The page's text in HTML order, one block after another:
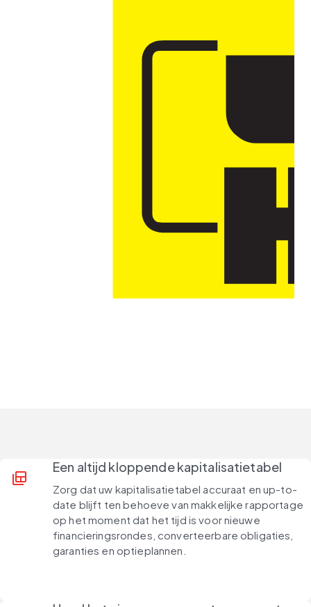
backup_table
Een altijd kloppende kapitalisatietabel
Zorg dat uw kapitalisatietabel accuraat en up-to-
date blijft ten behoeve van makkelijke rapportage
op het moment dat het tijd is voor nieuwe
financieringsrondes, converteerbare obligaties,
garanties en optieplannen.